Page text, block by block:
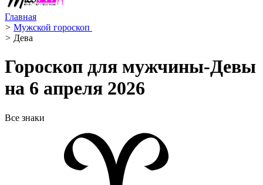
Главная
> Мужской гороскоп ️
> Дева ️
Гороскоп для мужчины-Девы
на 6 апреля 2026
Все знаки